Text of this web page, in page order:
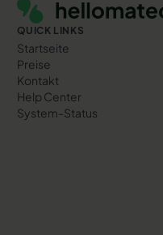
QUICK LINKS
Startseite
Preise
Kontakt
Help Center
System-Status